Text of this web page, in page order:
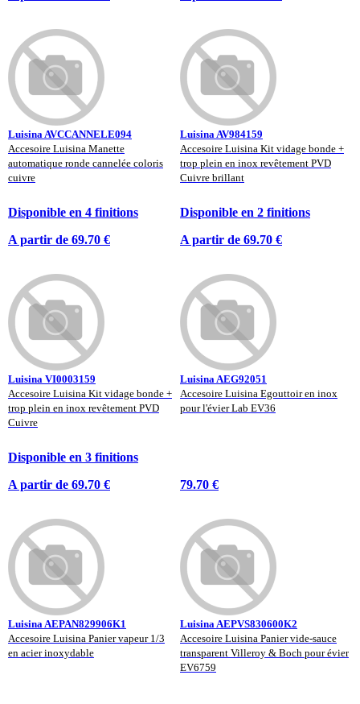
Luisina AVCCANNELE094
Accesoire Luisina Manette
automatique ronde cannelée coloris
cuivre
Disponible en 4 finitions
A partir de 69.70 €
Luisina AV984159
Accesoire Luisina Kit vidage bonde +
trop plein en inox revêtement PVD
Cuivre brillant
Disponible en 2 finitions
A partir de 69.70 €
Luisina VI0003159
Accesoire Luisina Kit vidage bonde +
trop plein en inox revêtement PVD
Cuivre
Disponible en 3 finitions
A partir de 69.70 €
Luisina AEG92051
Accesoire Luisina Egouttoir en inox
pour l'évier Lab EV36
79.70 €
Luisina AEPAN829906K1
Accesoire Luisina Panier vapeur 1/3
en acier inoxydable
Luisina AEPVS830600K2
Accesoire Luisina Panier vide-sauce
transparent Villeroy & Boch pour évier
EV6759